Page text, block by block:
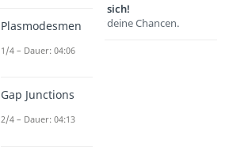
Lernen lohnt sich!
Entdecke hier deine Chancen.
Plasmodesmen
1/4 – Dauer: 04:06
Gap Junctions
2/4 – Dauer: 04:13